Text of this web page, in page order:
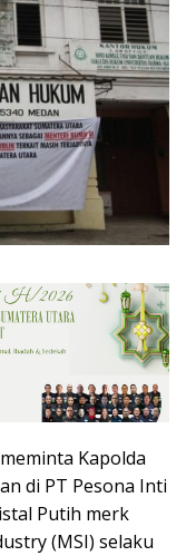
Kapolda
di PT Pesona Inti
Putih merk
(MSI) selaku